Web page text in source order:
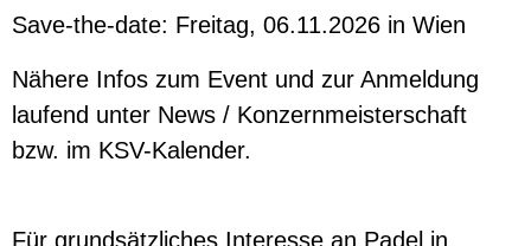
Save-the-date: Freitag, 06.11.2026 in Wien
Nähere Infos zum Event und zur Anmeldung
laufend unter News / Konzernmeisterschaft
bzw. im KSV-Kalender.
Für grundsätzliches Interesse an Padel in